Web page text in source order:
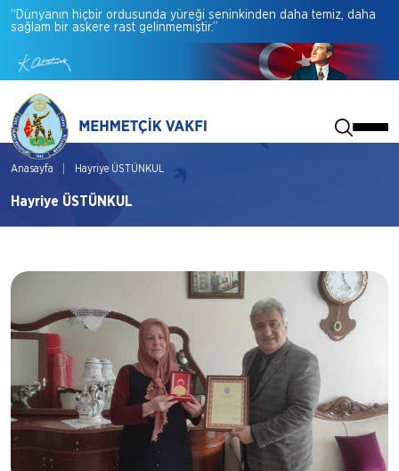
“Dünyanın hiçbir ordusunda yüreği seninkinden daha temiz, daha
sağlam bir askere rast gelinmemiştir.”
Anasayfa Hayriye ÜSTÜNKUL
Hayriye ÜSTÜNKUL